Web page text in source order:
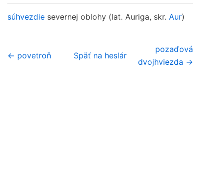
súhvezdie severnej oblohy (lat. Auriga, skr. Aur)
← povetroň Späť na heslár
pozaďová
dvojhviezda →